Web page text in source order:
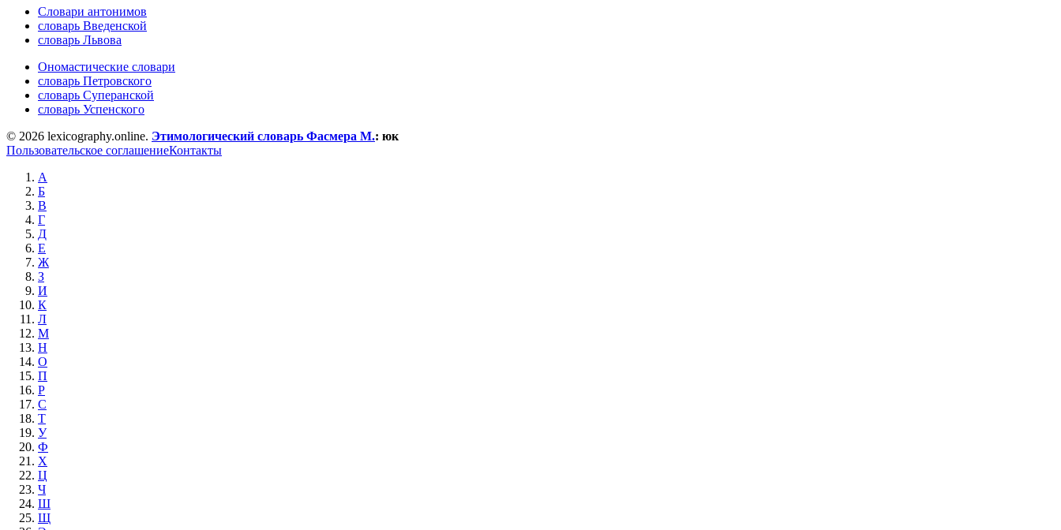
Словари антонимов
словарь Введенской
словарь Львова
Ономастические словари
словарь Петровского
словарь Суперанской
словарь Успенского
© 2026 lexicography.online. Этимологический словарь Фасмера М.: юк
Пользовательское соглашениеКонтакты
А
Б
В
Г
Д
Е
Ж
З
И
К
Л
М
Н
О
П
Р
С
Т
У
Ф
Х
Ц
Ч
Ш
Щ